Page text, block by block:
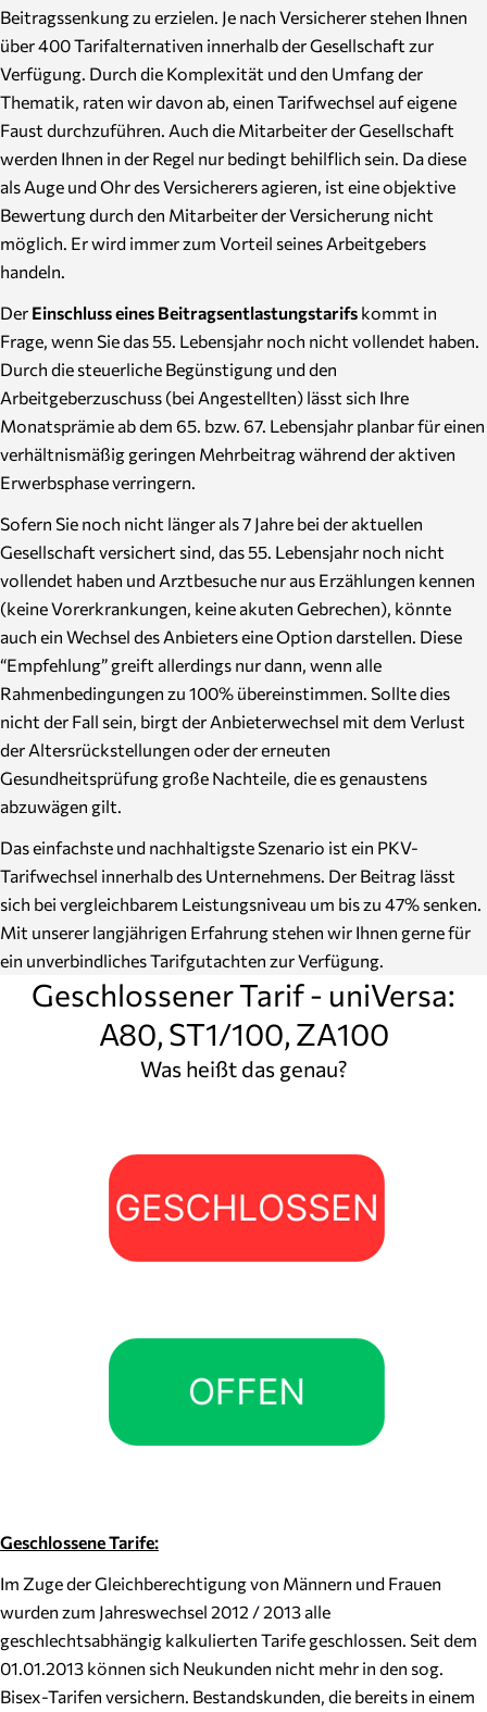
Beitragssenkung zu erzielen. Je nach Versicherer stehen Ihnen
über 400 Tarifalternativen innerhalb der Gesellschaft zur
Verfügung. Durch die Komplexität und den Umfang der
Thematik, raten wir davon ab, einen Tarifwechsel auf eigene
Faust durchzuführen. Auch die Mitarbeiter der Gesellschaft
werden Ihnen in der Regel nur bedingt behilflich sein. Da diese
als Auge und Ohr des Versicherers agieren, ist eine objektive
Bewertung durch den Mitarbeiter der Versicherung nicht
möglich. Er wird immer zum Vorteil seines Arbeitgebers
handeln.
Der Einschluss eines Beitragsentlastungstarifs kommt in
Frage, wenn Sie das 55. Lebensjahr noch nicht vollendet haben.
Durch die steuerliche Begünstigung und den
Arbeitgeberzuschuss (bei Angestellten) lässt sich Ihre
Monatsprämie ab dem 65. bzw. 67. Lebensjahr planbar für einen
verhältnismäßig geringen Mehrbeitrag während der aktiven
Erwerbsphase verringern.
Sofern Sie noch nicht länger als 7 Jahre bei der aktuellen
Gesellschaft versichert sind, das 55. Lebensjahr noch nicht
vollendet haben und Arztbesuche nur aus Erzählungen kennen
(keine Vorerkrankungen, keine akuten Gebrechen), könnte
auch ein Wechsel des Anbieters eine Option darstellen. Diese
“Empfehlung” greift allerdings nur dann, wenn alle
Rahmenbedingungen zu 100% übereinstimmen. Sollte dies
nicht der Fall sein, birgt der Anbieterwechsel mit dem Verlust
der Altersrückstellungen oder der erneuten
Gesundheitsprüfung große Nachteile, die es genaustens
abzuwägen gilt.
Das einfachste und nachhaltigste Szenario ist ein PKV-
Tarifwechsel innerhalb des Unternehmens. Der Beitrag lässt
sich bei vergleichbarem Leistungsniveau um bis zu 47% senken.
Mit unserer langjährigen Erfahrung stehen wir Ihnen gerne für
ein unverbindliches Tarifgutachten zur Verfügung.
Geschlossener Tarif - uniVersa:
A80, ST1/100, ZA100
Was heißt das genau?
Geschlossene Tarife:
Im Zuge der Gleichberechtigung von Männern und Frauen
wurden zum Jahreswechsel 2012 / 2013 alle
geschlechtsabhängig kalkulierten Tarife geschlossen. Seit dem
01.01.2013 können sich Neukunden nicht mehr in den sog.
Bisex-Tarifen versichern. Bestandskunden, die bereits in einem